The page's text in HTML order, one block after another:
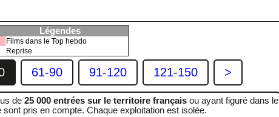
Légendes
Films dans le Top hebdo
Reprise
61-90 91-120 121-150 >
de 25 000 entrées sur le territoire françaisou ayant figuré dans le
pris en compte. Chaque exploitation est isolée.